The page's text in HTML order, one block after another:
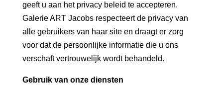
geeft u aan het privacy beleid te accepteren.
Galerie ART Jacobs respecteert de privacy van
alle gebruikers van haar site en draagt er zorg
voor dat de persoonlijke informatie die u ons
verschaft vertrouwelijk wordt behandeld.
Gebruik van onze diensten